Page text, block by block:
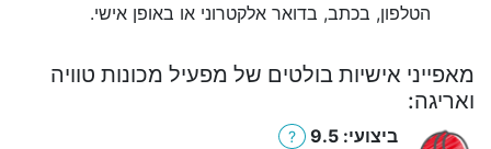
הטלפון, בכתב, בדואר אלקטרוני או באופן אישי.
מאפייני אישיות בולטים של מפעיל מכונות טוויה
ואריגה:
ביצועי: 9.5 ?